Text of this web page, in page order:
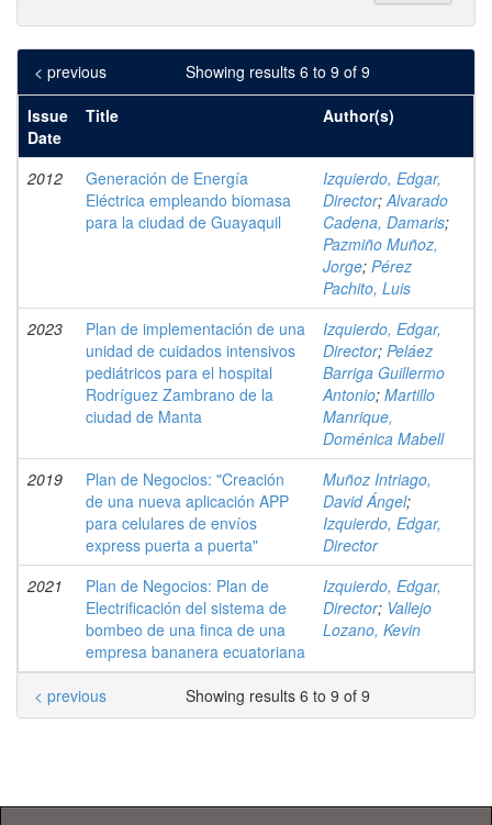
Showing results 6 to 9 of 9
< previous
Issue
Date
Title Author(s)
2012
Generación de Energía
Eléctrica empleando biomasa
para la ciudad de Guayaquil
Izquierdo, Edgar,
Director;Alvarado
Cadena, Damaris;
Pazmiño Muñoz,
Jorge; Pérez
Pachito, Luis
2023
Plan de implementación de una
unidad de cuidados intensivos
pediátricos para el hospital
Rodríguez Zambrano de la
ciudad de Manta
Izquierdo, Edgar,
Director; Peláez
Barriga Guillermo
Antonio; Martillo
Manrique,
Doménica Mabell
2019
Plan de Negocios: "Creación
de una nueva aplicación APP
para celulares de envíos
express puerta a puerta"
Muñoz Intriago,
David Ángel;
Izquierdo, Edgar,
Director
2021
Plan de Negocios: Plan de
Electrificación del sistema de
bombeo de una finca de una
empresa bananera ecuatoriana
Izquierdo, Edgar,
Director; Vallejo
Lozano, Kevin
Showing results 6 to 9 of 9
< previous